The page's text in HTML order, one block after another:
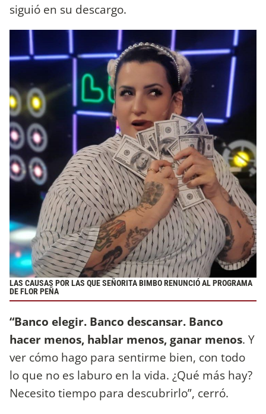
siguió en su descargo.
LAS CAUSAS POR LAS QUE SEÑORITA BIMBO RENUNCIÓ AL PROGRAMA
DE FLOR PEÑA
“Banco elegir. Banco descansar. Banco
hacer menos, hablar menos, ganar menos. Y
ver cómo hago para sentirme bien, con todo
lo que no es laburo en la vida. ¿Qué más hay?
Necesito tiempo para descubrirlo”, cerró.